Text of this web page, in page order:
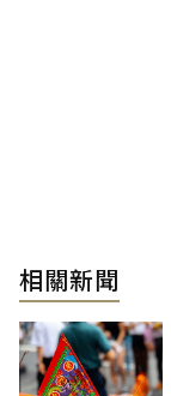
相關新聞